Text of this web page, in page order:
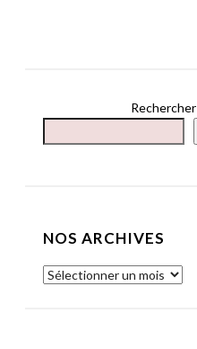
Rechercher
NOS ARCHIVES